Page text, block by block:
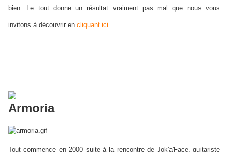
bien. Le tout donne un résultat vraiment pas mal que nous vous
invitons à découvrir en cliquant ici.
Armoria
Tout commence en 2000 suite à la rencontre de Jok'a'Face, guitariste